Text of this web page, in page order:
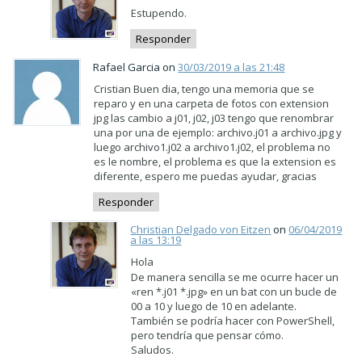
Estupendo.
Responder
Rafael Garcia on30/03/2019 a las 21:48
Cristian Buen dia, tengo una memoria que se
reparo y en una carpeta de fotos con extension
jpg las cambio a j01, j02, j03 tengo que renombrar
una por una de ejemplo: archivo.j01 a archivo.jpg y
luego archivo1.j02 a archivo1.j02, el problema no
es le nombre, el problema es que la extension es
diferente, espero me puedas ayudar, gracias
Responder
Christian Delgado von Eitzen on 06/04/2019
a las 13:19
Hola
De manera sencilla se me ocurre hacer un
«ren *.j01 *.jpg» en un bat con un bucle de
00 a 10 y luego de 10 en adelante.
También se podría hacer con PowerShell,
pero tendría que pensar cómo.
Saludos.